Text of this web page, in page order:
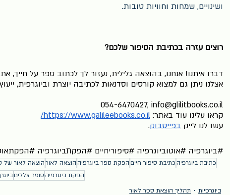
ושינויים, שמחות וחוויות טובות.
רוצים עזרה בכתיבת הסיפור שלכם?
דברו איתנו! אנחנו, בהוצאה גלילית, נעזור לך לכתוב ספר על
אצלנו ניתן גם למצוא קורסים וסדנאות לכתיבה יוצרת וביוגרפית,
054-6470427, info@glilitbooks.co.il
קראו עלינו עוד באתר: https://www.galileebooks.co.il/
עשו לנו לייק בפייסבוק.
#ביוגרפיה #אוטוביוגרפיה #סיפוריחיים #הפקתביוגרפיה
כתיבת ביוגרפיהכתיבת סיפור חייםהפקת ספר ביוגרפיההוצאה לאורהוצאה לאור של
הפקת ביוגרפיהסופר צללים
ביוגרפיות
תהליך הוצאת ספר לאור